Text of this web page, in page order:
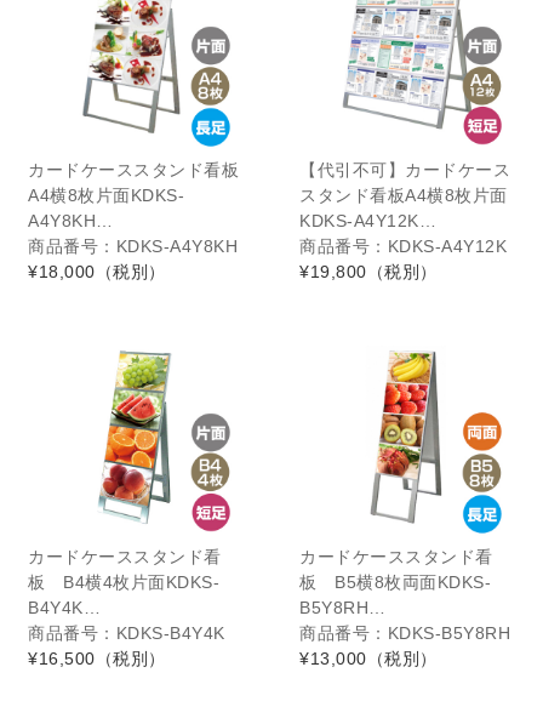
カードケーススタンド看板
A4横8枚片面KDKS-
A4Y8KH…
商品番号：KDKS-A4Y8KH
¥18,000 （税別）
【代引不可】カードケース
スタンド看板A4横8枚片面
KDKS-A4Y12K…
商品番号：KDKS-A4Y12K
¥19,800 （税別）
カードケーススタンド看
板 B4横4枚片面KDKS-
B4Y4K…
商品番号：KDKS-B4Y4K
¥16,500 （税別）
カードケーススタンド看
板 B5横8枚両面KDKS-
B5Y8RH…
商品番号：KDKS-B5Y8RH
¥13,000 （税別）